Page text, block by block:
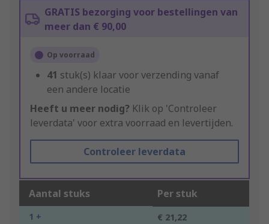
GRATIS bezorging voor bestellingen van
meer dan € 90,00
Op voorraad
41 stuk(s) klaar voor verzending vanaf
een andere locatie
Heeft u meer nodig? Klik op 'Controleer
leverdata' voor extra voorraad en levertijden.
Controleer leverdata
Aantal stuks Per stuk
1 + € 21,22